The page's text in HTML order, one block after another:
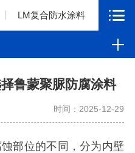
LM复合防水涂料
鲁蒙聚脲防腐涂料
时间：2025-12-29
部位的不同，分为内壁